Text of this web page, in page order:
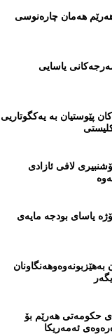
هەرێم هەمان چارەنوسى
یاسایی
پێوستیان بە یەکگوتاریی
لافى ئازادى
یاساى بودجە مایەى
حکومەتى هەرێم بۆ
ئەمەریکا